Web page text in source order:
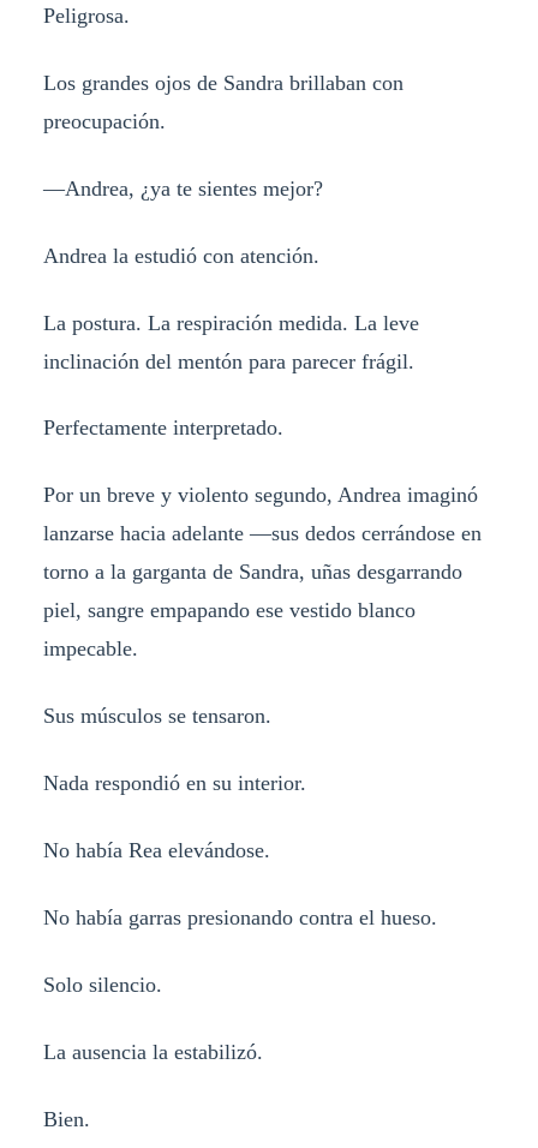
Peligrosa.
Los grandes ojos de Sandra brillaban con
preocupación.
—Andrea, ¿ya te sientes mejor?
Andrea la estudió con atención.
La postura. La respiración medida. La leve
inclinación del mentón para parecer frágil.
Perfectamente interpretado.
Por un breve y violento segundo, Andrea imaginó
lanzarse hacia adelante —sus dedos cerrándose en
torno a la garganta de Sandra, uñas desgarrando
piel, sangre empapando ese vestido blanco
impecable.
Sus músculos se tensaron.
Nada respondió en su interior.
No había Rea elevándose.
No había garras presionando contra el hueso.
Solo silencio.
La ausencia la estabilizó.
Bien.